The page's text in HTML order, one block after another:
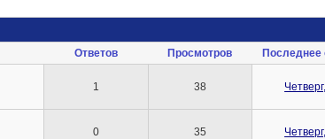
Ответов Просмотров Последнее
1 38
0 35